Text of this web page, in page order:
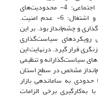
گردشگری ورزشی؛ 3- عدم پذیرش اجتماعی؛ 4- محدودیت‌های
محیط‌زیستی؛ 5- ضعف سرمایه‌گذاری و اشتغال؛ 6- عدم امنیت.
و چشم‌انداز بود. بر این
رویکردهای سیاست‌گذاری
قرار گیرد. درنهایت این
سیاست‌گذارانه و تنظیمی
مشخص در سطح استان
حدودی به ساماندهی بازار
برخی الزامات